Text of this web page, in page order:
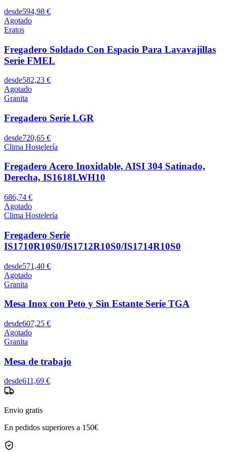
desde594,98 €
Agotado
Eratos
Fregadero Soldado Con Espacio Para Lavavajillas
Serie FMEL
desde582,23 €
Agotado
Granita
Fregadero Serie LGR
desde720,65 €
Clima Hostelería
Fregadero Acero Inoxidable, AISI 304 Satinado,
Derecha, IS1618LWH10
686,74 €
Agotado
Clima Hostelería
Fregadero Serie
IS1710R10S0/IS1712R10S0/IS1714R10S0
desde571,40 €
Agotado
Granita
Mesa Inox con Peto y Sin Estante Serie TGA
desde607,25 €
Agotado
Granita
Mesa de trabajo
desde611,69 €
Envio gratis
En pedidos superiores a 150€